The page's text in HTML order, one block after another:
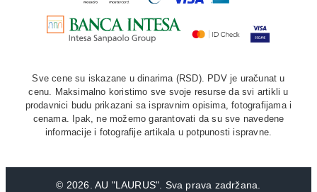
Sve cene su iskazane u dinarima (RSD). PDV je uračunat u
cenu. Maksimalno koristimo sve svoje resurse da svi artikli u
prodavnici budu prikazani sa ispravnim opisima, fotografijama i
cenama. Ipak, ne možemo garantovati da su sve navedene
informacije i fotografije artikala u potpunosti ispravne.
© 2026. AU "LAURUS". Sva prava zadržana.